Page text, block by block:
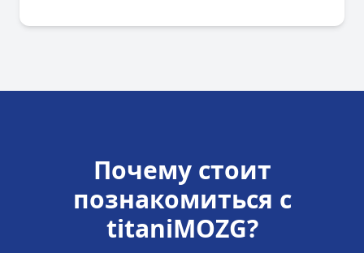
Почему стоит
познакомиться с
titaniMOZG?